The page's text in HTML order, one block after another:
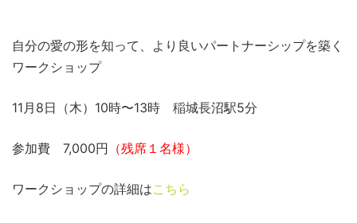
自分の愛の形を知って、より良いパートナーシップを築く
ワークショップ
11月8日（木）10時〜13時 稲城長沼駅5分
参加費 7,000円 （残席１名様）
ワークショップの詳細はこちら